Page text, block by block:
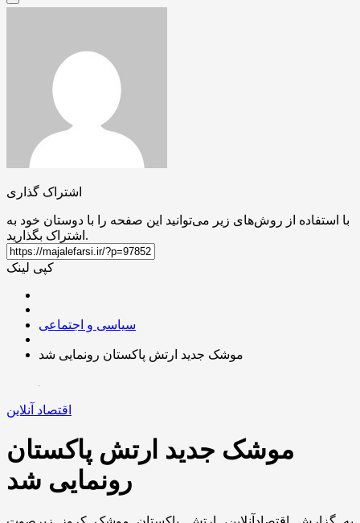
اشتراک گذاری
با استفاده از روش‌های زیر می‌توانید این صفحه را با دوستان خود به
اشتراک بگذارید.
کپی لینک
سیاسی و اجتماعی
موشک جدید ارتش پاکستان رونمایی شد
اقتصاد آنلاین
موشک جدید ارتش پاکستان
رونمایی شد